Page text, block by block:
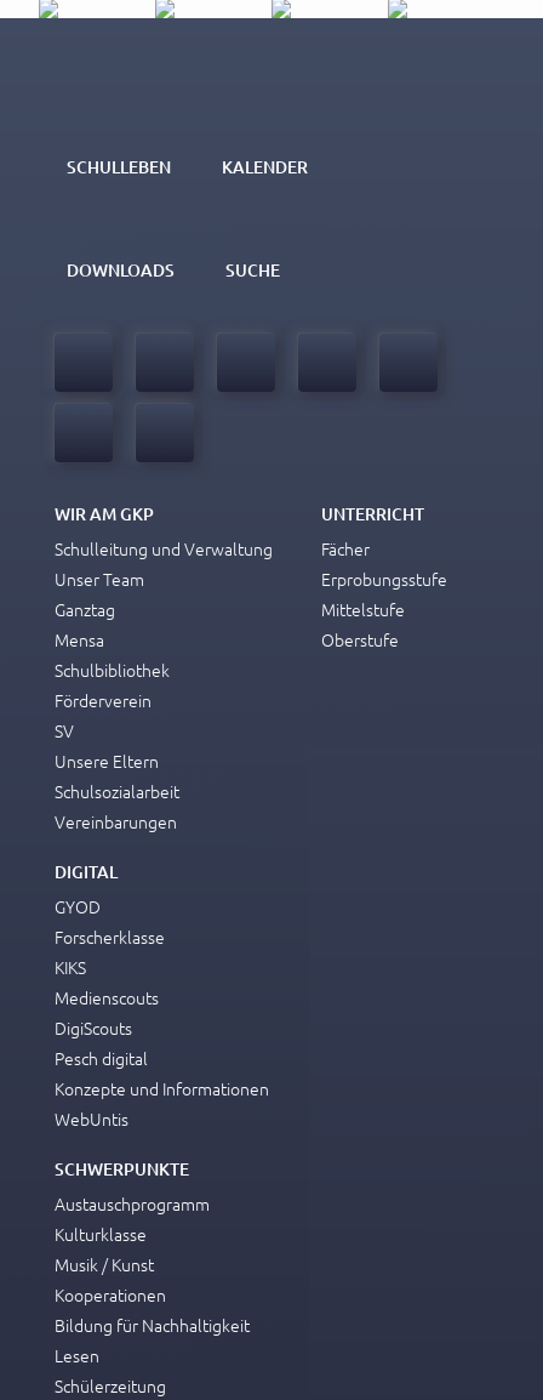
SCHULLEBEN KALENDER
DOWNLOADS SUCHE
WIR AM GKP
Schulleitung und Verwaltung
Unser Team
Ganztag
Mensa
Schulbibliothek
Förderverein
SV
Unsere Eltern
Schulsozialarbeit
Vereinbarungen
UNTERRICHT
Fächer
Erprobungsstufe
Mittelstufe
Oberstufe
DIGITAL
GYOD
Forscherklasse
KIKS
Medienscouts
DigiScouts
Pesch digital
Konzepte und Informationen
WebUntis
SCHWERPUNKTE
Austauschprogramm
Kulturklasse
Musik / Kunst
Kooperationen
Bildung für Nachhaltigkeit
Lesen
Schülerzeitung